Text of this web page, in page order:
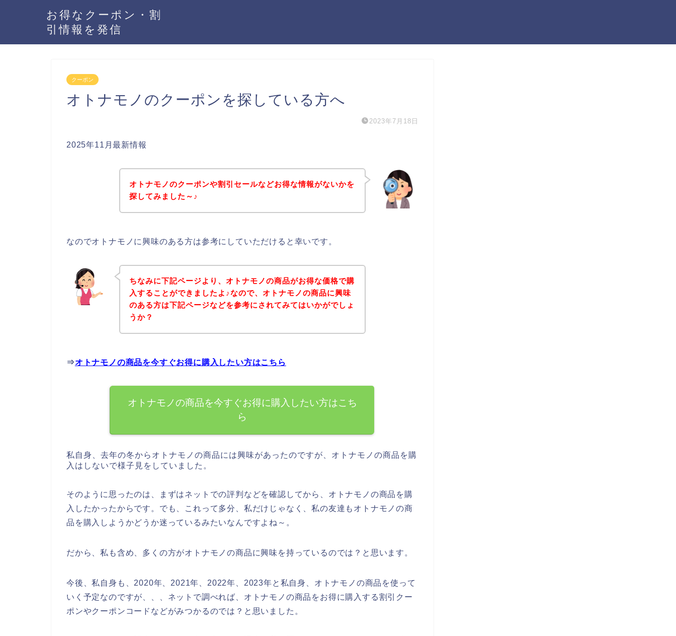
お得なクーポン・割
引情報を発信
クーポン
オトナモノのクーポンを探している方へ
2023年7月18日
2025年11月最新情報
オトナモノのクーポンや割引セールなどお得な情報がないかを
探してみました～♪
なのでオトナモノに興味のある方は参考にしていただけると幸いです。
ちなみに下記ページより、オトナモノの商品がお得な価格で購
入することができましたよ♪なので、オトナモノの商品に興味
のある方は下記ページなどを参考にされてみてはいかがでしょ
うか？
⇒オトナモノの商品を今すぐお得に購入したい方はこちら
オトナモノの商品を今すぐお得に購入したい方はこち
ら
私自身、去年の冬からオトナモノの商品には興味があったのですが、オトナモノの商品を購
入はしないで様子見をしていました。
そのように思ったのは、まずはネットでの評判などを確認してから、オトナモノの商品を購
入したかったからです。でも、これって多分、私だけじゃなく、私の友達もオトナモノの商
品を購入しようかどうか迷っているみたいなんですよね～。
だから、私も含め、多くの方がオトナモノの商品に興味を持っているのでは？と思います。
今後、私自身も、2020年、2021年、2022年、2023年と私自身、オトナモノの商品を使って
いく予定なのですが、、、ネットで調べれば、オトナモノの商品をお得に購入する割引クー
ポンやクーポンコードなどがみつかるのでは？と思いました。